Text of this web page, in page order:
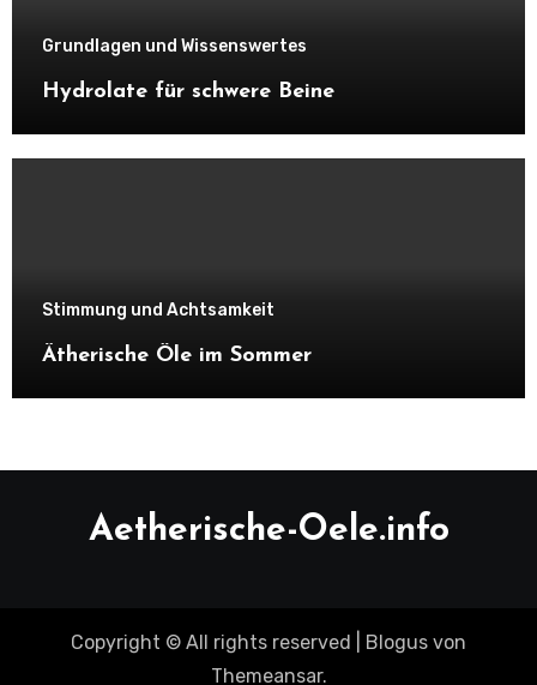
Grundlagen und Wissenswertes
Hydrolate für schwere Beine
Stimmung und Achtsamkeit
Ätherische Öle im Sommer
Aetherische-Oele.info
Copyright © All rights reserved Blogus von
Themeansar.